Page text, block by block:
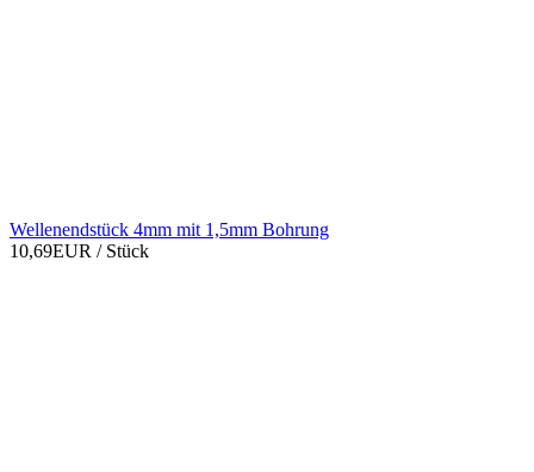
Wellenendstück 4mm mit 1,5mm Bohrung
10,69EUR / Stück